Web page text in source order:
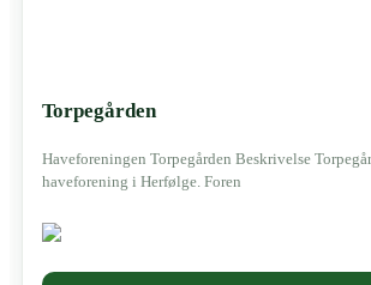
Torpegården
Haveforeningen Torpegården Beskrivelse
haveforening i Herfølge. Foren